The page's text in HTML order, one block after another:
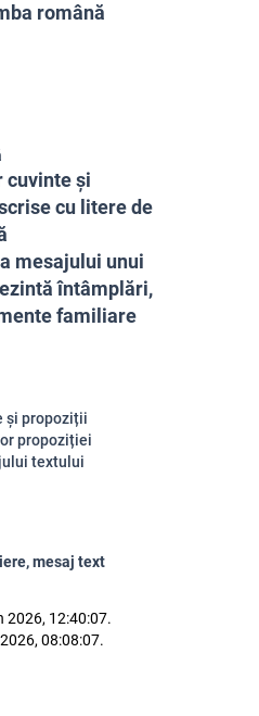
română
cuvinte și
cu litere de
mesajului unui
întâmplări,
familiare
și propoziții
propoziției
textului
mesaj text
2026, 12:40:07.
08:08:07.